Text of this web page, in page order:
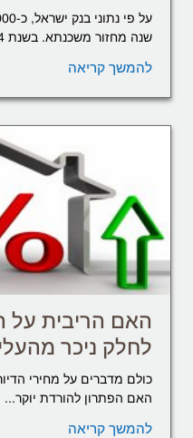
שנה מחזור משכנתא. בשנת 2014,...
להמשך קריאה
האם הריבית על
לחלק ניכר
כולם מדברים על מחירי
האם הפתרון להורדת יוקר...
להמשך קריאה